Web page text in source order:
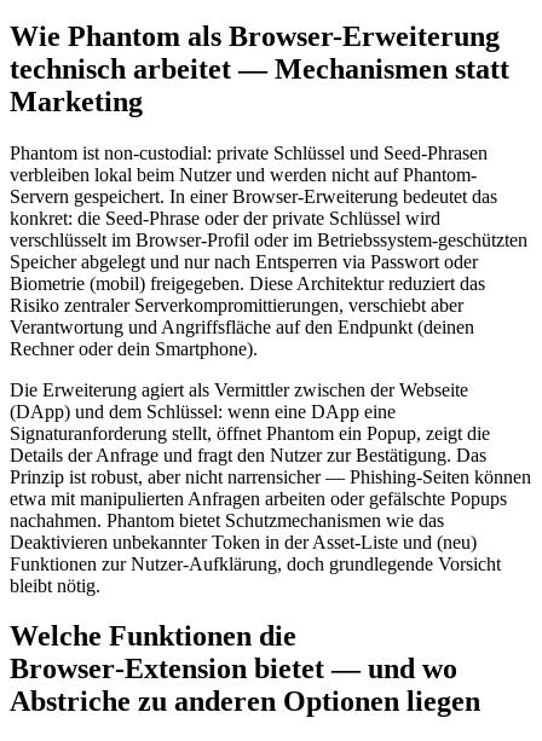
Wie Phantom als Browser-Erweiterung
technisch arbeitet — Mechanismen statt
Marketing
Phantom ist non-custodial: private Schlüssel und Seed‑Phrasen
verbleiben lokal beim Nutzer und werden nicht auf Phantom-
Servern gespeichert. In einer Browser-Erweiterung bedeutet das
konkret: die Seed‑Phrase oder der private Schlüssel wird
verschlüsselt im Browser‑Profil oder im Betriebssystem-geschützten
Speicher abgelegt und nur nach Entsperren via Passwort oder
Biometrie (mobil) freigegeben. Diese Architektur reduziert das
Risiko zentraler Serverkompromittierungen, verschiebt aber
Verantwortung und Angriffsfläche auf den Endpunkt (deinen
Rechner oder dein Smartphone).
Die Erweiterung agiert als Vermittler zwischen der Webseite
(DApp) und dem Schlüssel: wenn eine DApp eine
Signaturanforderung stellt, öffnet Phantom ein Popup, zeigt die
Details der Anfrage und fragt den Nutzer zur Bestätigung. Das
Prinzip ist robust, aber nicht narrensicher — Phishing‑Seiten können
etwa mit manipulierten Anfragen arbeiten oder gefälschte Popups
nachahmen. Phantom bietet Schutzmechanismen wie das
Deaktivieren unbekannter Token in der Asset-Liste und (neu)
Funktionen zur Nutzer‑Aufklärung, doch grundlegende Vorsicht
bleibt nötig.
Welche Funktionen die
Browser‑Extension bietet — und wo
Abstriche zu anderen Optionen liegen